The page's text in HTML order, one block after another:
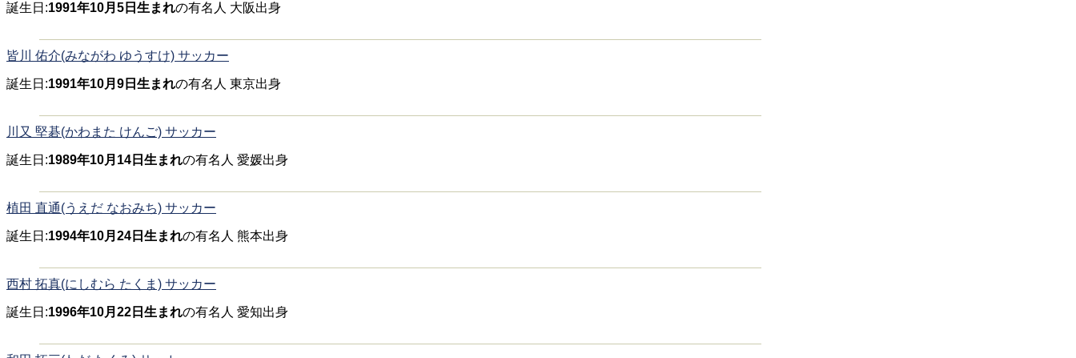
誕生日:1991年10月5日生まれの有名人 大阪出身
皆川 佑介(みながわ ゆうすけ) サッカー
誕生日:1991年10月9日生まれの有名人 東京出身
川又 堅碁(かわまた けんご) サッカー
誕生日:1989年10月14日生まれの有名人 愛媛出身
植田 直通(うえだ なおみち) サッカー
誕生日:1994年10月24日生まれの有名人 熊本出身
西村 拓真(にしむら たくま) サッカー
誕生日:1996年10月22日生まれの有名人 愛知出身